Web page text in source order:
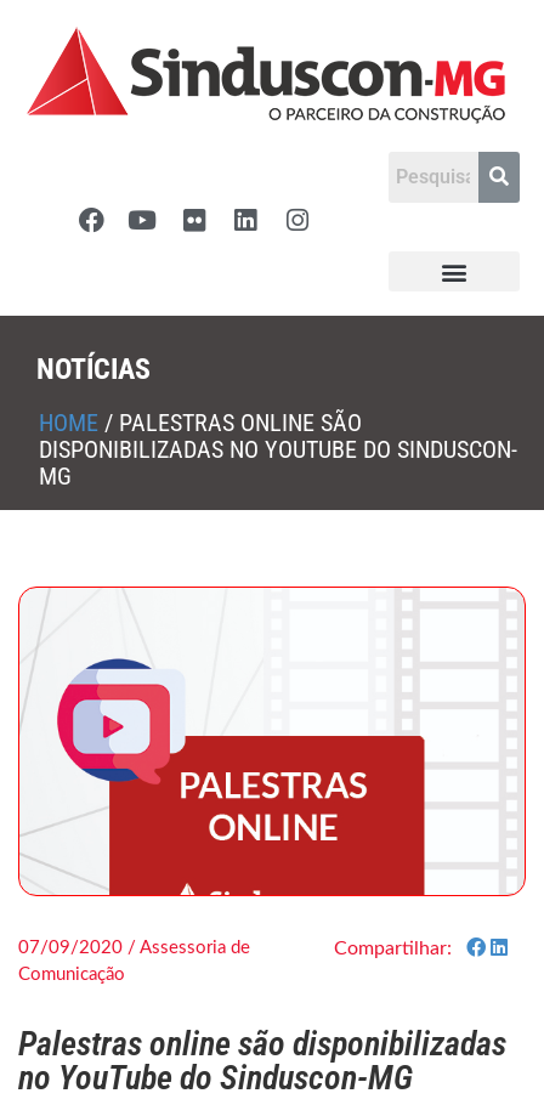
NOTÍCIAS
HOME / PALESTRAS ONLINE SÃO
DISPONIBILIZADAS NO YOUTUBE DO SINDUSCON-
MG
07/09/2020 / Assessoria de
Comunicação
Compartilhar:
Palestras online são disponibilizadas
no YouTube do Sinduscon-MG